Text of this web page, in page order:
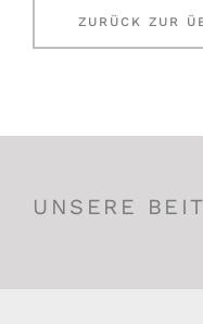
ZURÜCK ZUR
UNSERE